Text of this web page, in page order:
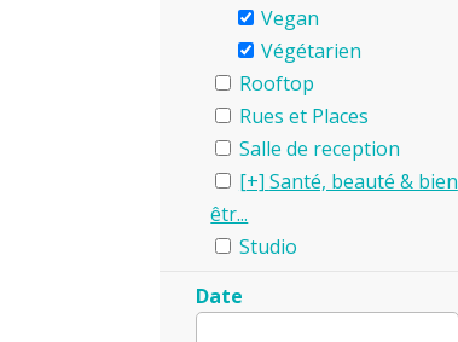
Vegan
Végétarien
Rooftop
Rues et Places
Salle de reception
Santé, beauté & bien
êtr...
Studio
Date